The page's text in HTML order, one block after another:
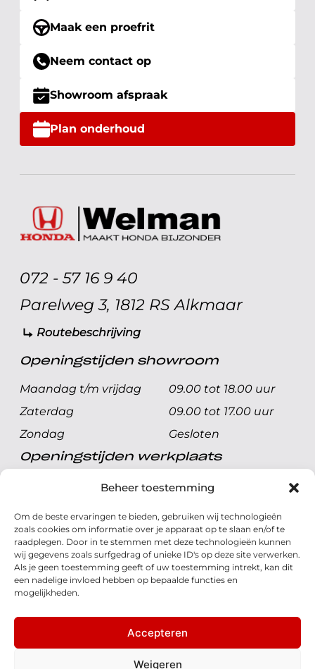
Beheer toestemming
Om de beste ervaringen te bieden, gebruiken wij technologieën
zoals cookies om informatie over je apparaat op te slaan en/of te
raadplegen. Door in te stemmen met deze technologieën kunnen
wij gegevens zoals surfgedrag of unieke ID's op deze site verwerken.
Als je geen toestemming geeft of uw toestemming intrekt, kan dit
een nadelige invloed hebben op bepaalde functies en
mogelijkheden.
Accepteren
Weigeren
Maak een proefrit
Neem contact op
Showroom afspraak
Plan onderhoud
072 - 57 16 9 40
Parelweg 3, 1812 RS Alkmaar
Routebeschrijving
Openingstijden showroom
Maandag t/m vrijdag
09.00 tot 18.00 uur
Zaterdag
09.00 tot 17.00 uur
Zondag
Gesloten
Openingstijden werkplaats
Maandag t/m vrijdag
08.00 tot 17.00 uur
Zondag
Gesloten
Volg ons
© 2026 - Honda Welman